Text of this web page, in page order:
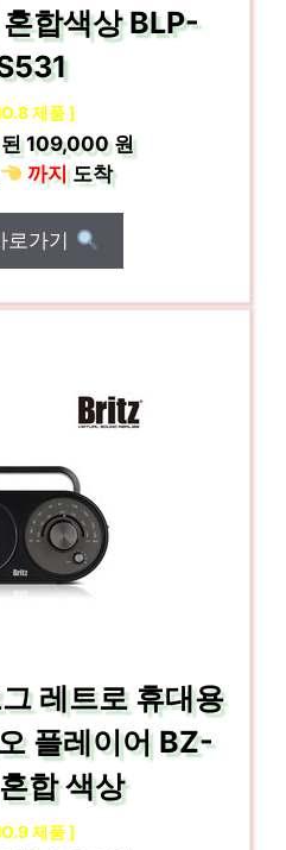
합색상 BLP-
제품 ]
109,000 원
까지도착
로가기
레트로 휴대용
플레이어 BZ-
합 색상
제품 ]